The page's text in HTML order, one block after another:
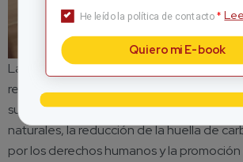
He leído la política de contacto *
Quiero mi E-book
Las empresas juegan un papel clave al
responsables en sus operaciones y en
suministro. Esto incluye la gestión
naturales, la reducción de la huella de
por los derechos humanos y la